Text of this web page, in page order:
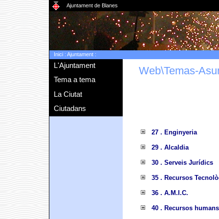
Ajuntament de Blanes
Inici: Ajuntament:
L'Ajuntament
Tema a tema
La Ciutat
Ciutadans
Web\Temas-
27 . Enginyeria
29 . Alcaldia
30 . Serveis Jurídics
35 . Recursos
36 . A.M.I.C.
40 . Recursos humans